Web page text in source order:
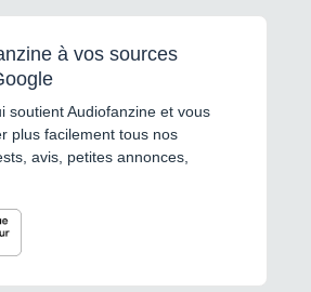
à vos sources
soutient Audiofanzine et vous
plus facilement tous nos
avis, petites annonces,